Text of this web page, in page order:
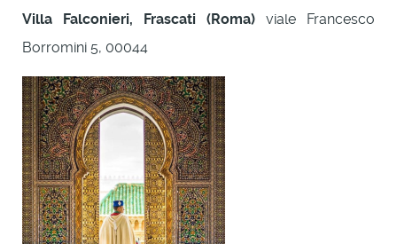
Villa Falconieri, Frascati (Roma) viale Francesco
Borromini 5, 00044